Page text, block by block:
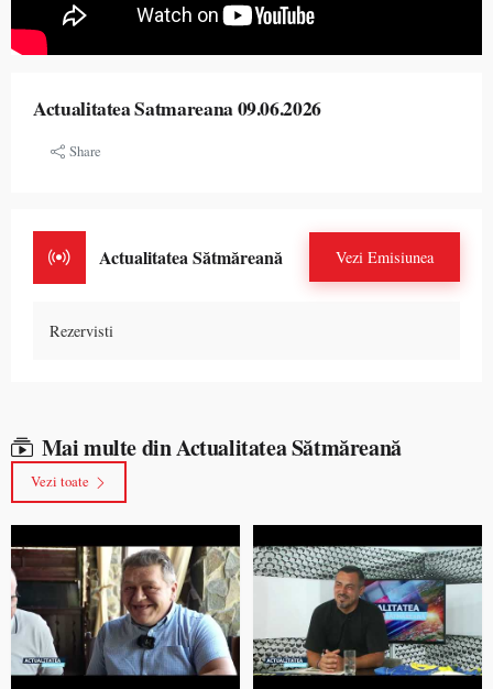
Actualitatea Satmareana 09.06.2026
Share
Actualitatea Sătmăreană Vezi Emisiunea
Rezervisti
Mai multe din Actualitatea Sătmăreană
Vezi toate